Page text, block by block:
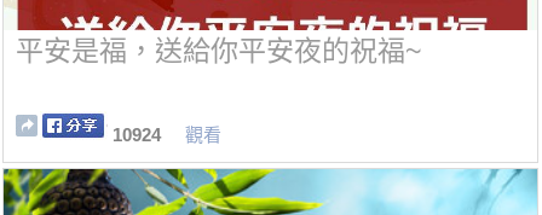
平安是福，送給你平安夜的祝福~
10924 觀看